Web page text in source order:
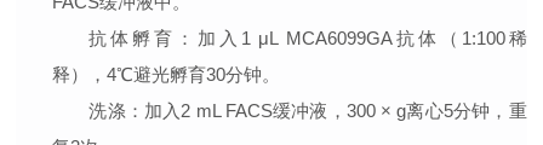
抗体孵育 ：加入1 μL MCA6099GA抗体（1:100稀
释），4℃避光孵育30分钟。
洗涤 ：加入2 mL FACS缓冲液，300 × g离心5分钟，重